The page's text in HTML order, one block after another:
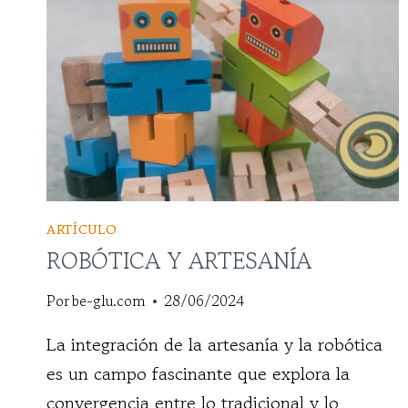
ARTÍCULO
ROBÓTICA Y ARTESANÍA
Porbe-glu.com 28/06/2024
La integración de la artesanía y la robótica
es un campo fascinante que explora la